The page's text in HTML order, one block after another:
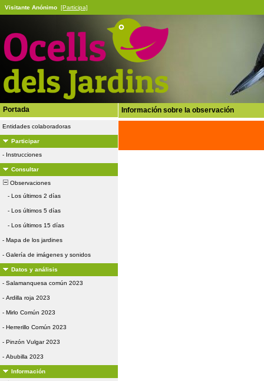
Visitante Anónimo [Participa]
Portada
Entidades colaboradoras
Participar
- Instrucciones
Consultar
Observaciones
- Los últimos 2 días
- Los últimos 5 días
- Los últimos 15 días
- Mapa de los jardines
- Galería de imágenes y sonidos
Datos y análisis
- Salamanquesa común 2023
- Ardilla roja 2023
- Mirlo Común 2023
- Herrerillo Común 2023
- Pinzón Vulgar 2023
- Abubilla 2023
Información
Información sobre la observación